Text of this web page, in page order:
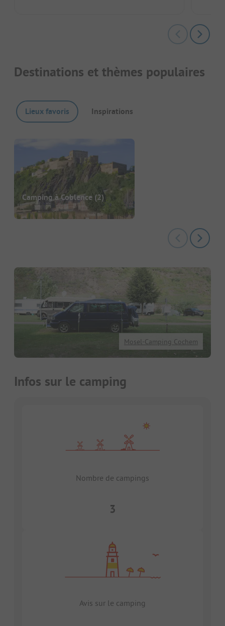
Destinations et thèmes populaires
Lieux favoris Inspirations
Camping à Coblence (2)
Mosel-Camping Cochem
Infos sur le camping
Nombre de campings
3
Avis sur le camping